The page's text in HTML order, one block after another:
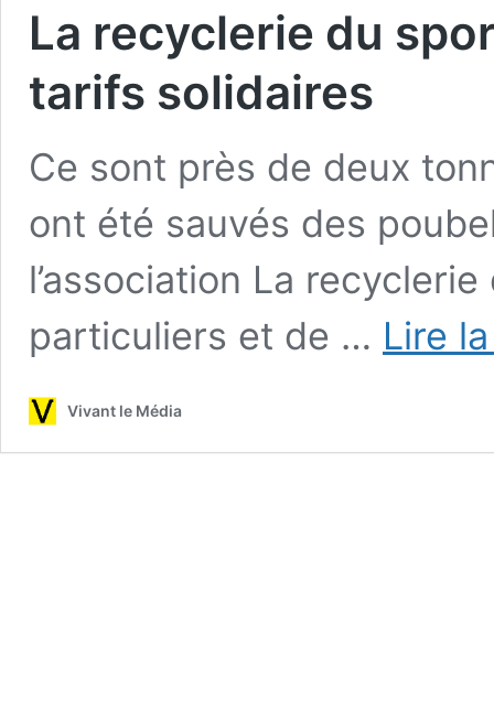
La recyclerie du
tarifs solidaires
Ce sont près de deux
ont été sauvés des
l’association La
particuliers et de … Lire
Vivant le Média